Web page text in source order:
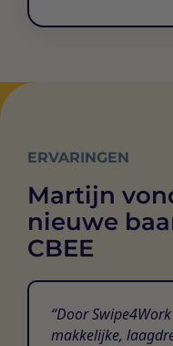
ERVARINGEN
Martijn
nieuwe
CBEE
Door
makkelijke,